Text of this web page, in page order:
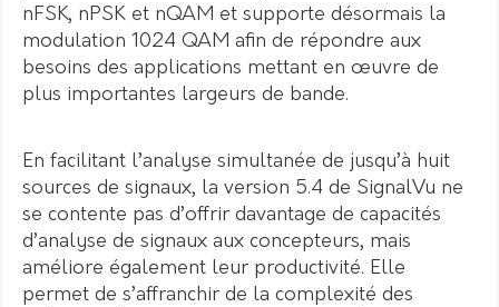
nFSK, nPSK et nQAM et supporte désormais la
modulation 1024 QAM afin de répondre aux
besoins des applications mettant en œuvre de
plus importantes largeurs de bande.
En facilitant l’analyse simultanée de jusqu’à huit
sources de signaux, la version 5.4 de SignalVu ne
se contente pas d’offrir davantage de capacités
d’analyse de signaux aux concepteurs, mais
améliore également leur productivité. Elle
permet de s’affranchir de la complexité des